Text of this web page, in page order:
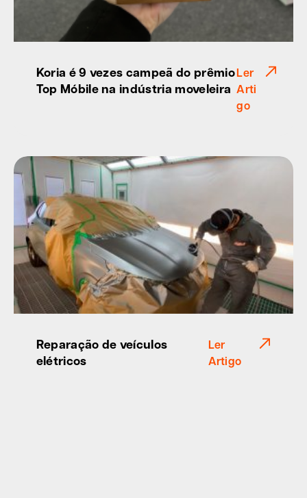
Koria é 9 vezes campeã do prêmio
Top Móbile na indústria moveleira
Ler
Arti
go
Reparação de veículos
elétricos
Ler
Artigo